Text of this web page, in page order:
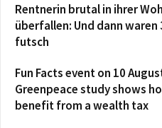
Rentnerin brutal in ihrer
überfallen: Und dann waren
futsch
Fun Facts event on 10
Greenpeace study shows
benefit from a wealth tax